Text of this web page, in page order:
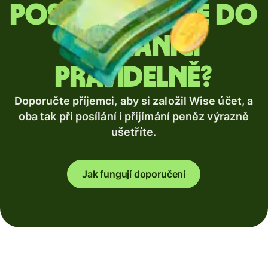
Posíláte peníze do
zahraničí
pravidelně?
Doporučte příjemci, aby si založil Wise účet, a
oba tak při posílání i přijímání peněz výrazně
ušetříte.
Jak fungují doporučení